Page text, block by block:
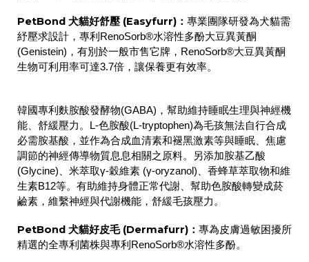
PetBond 犬貓好舒壓 (Easyfurr)： 專業團隊研發為犬貓需
紓壓求設計，專利RenoSorb®水溶性多酚大豆異黃酮
(Genistein)，有別於一般市售它牌，RenoSorb®大豆異黃酮
生物可利用率可達3.7倍，讓保養更有效率。
韓國專利麩胺酸發酵物(GABA)，幫助維持睡眠生理與神經機
能、舒緩壓力。L-色胺酸(L-tryptophen)為毛孩無法自行合成
必需胺基酸，並作為合成血清素和褪黑激素等與睡眠、焦慮
調節的神經傳導物質息息相關之原料。另添加胺基乙酸
(Glycine)、米萃取γ-穀維素 (γ-oryzanol)、香蜂草萃取物和維
生素B12等。有助維持身體正常代謝、幫助色胺酸轉變成菸
鹼素，維繫神經與代謝機能，舒緩毛孩壓力。
PetBond 犬貓好皮毛 (Dermafurr)： 專為皮膚過敏困擾所
精選的全專利菌株與專利 RenoSorb®水溶性多酚。